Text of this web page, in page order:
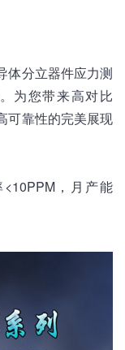
体分立器件应力测
为您带来高对比
可靠性的完美展现
，月产能